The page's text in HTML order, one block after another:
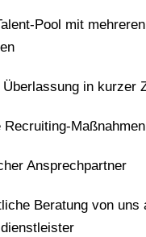
Pool mit
Überlassung in kurzer
Recruiting-Maßnahmen
Ansprechpartner
Beratung von uns